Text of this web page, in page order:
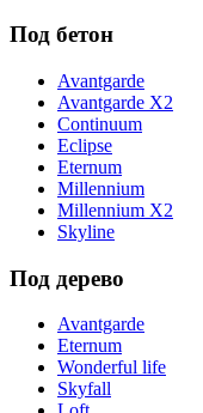
Под бетон
Avantgarde
Avantgarde X2
Continuum
Eclipse
Eternum
Millennium
Millennium X2
Skyline
Под дерево
Avantgarde
Eternum
Wonderful life
Skyfall